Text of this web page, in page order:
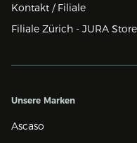
Kontakt / Filiale
Filiale Zürich - JURA Store
Unsere Marken
Ascaso